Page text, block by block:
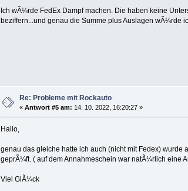
Ich wÃ¼rde FedEx Dampf machen. Die haben keine
beziffern...und genau die Summe plus Auslagen wÃ¼rde
Re: Probleme mit Rockauto
«Antwort #5 am: 14. 10. 2022, 16:20:27 »
Hallo,
genau das gleiche hatte ich auch (nicht mit Fedex) wurde
geprÃ¼ft. ( auf dem Annahmeschein war natÃ¼rlich eine
Viel GlÃ¼ck